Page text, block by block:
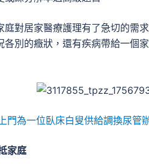
對居家醫療護理有了急切的需
別的癥狀，還有疾病帶給一個
門為一位臥床白叟供給調換尿管
家庭